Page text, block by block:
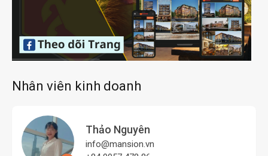
Nhân viên kinh doanh
Thảo Nguyên
info@mansion.vn